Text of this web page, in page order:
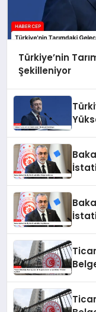
Türkiye’nin
Şekilleniyor